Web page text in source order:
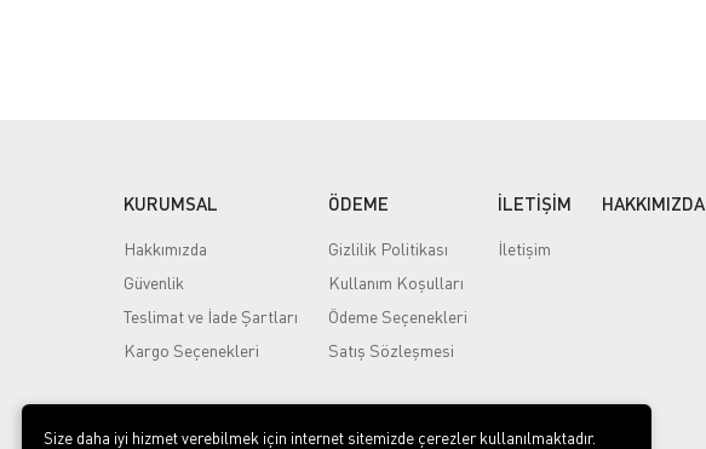
KURUMSAL
Hakkımızda
Güvenlik
Teslimat ve İade Şartları
Kargo Seçenekleri
ÖDEME
Gizlilik Politikası
Kullanım Koşulları
Ödeme Seçenekleri
Satış Sözleşmesi
İLETİŞİM
İletişim
HAKKIMIZDA
Size daha iyi hizmet verebilmek için internet sitemizde çerezler kullanılmaktadır.